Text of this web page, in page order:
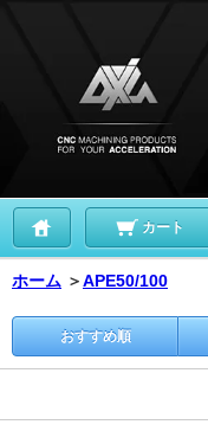
カート
ホーム ＞APE50/100
おすすめ順